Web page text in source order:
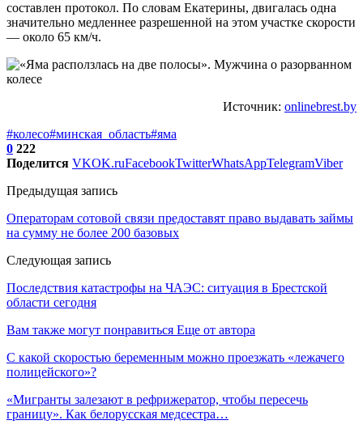
составлен протокол. По словам Екатерины, двигалась одна
значительно медленнее разрешенной на этом участке скорости
— около 65 км/ч.
Источник: onlinebrest.by
#колесо#минская_область#яма
0 222
Поделится VKOK.ruFacebookTwitterWhatsAppTelegramViber
Предыдущая запись
Операторам сотовой связи предоставят право выдавать займы
на сумму не более 200 базовых
Следующая запись
Последствия катастрофы на ЧАЭС: ситуация в Брестской
области сегодня
Вам также могут понравиться Еще от автора
С какой скоростью беременным можно проезжать «лежачего
полицейского»?
«Мигранты залезают в рефрижератор, чтобы пересечь
границу». Как белорусская медсестра…